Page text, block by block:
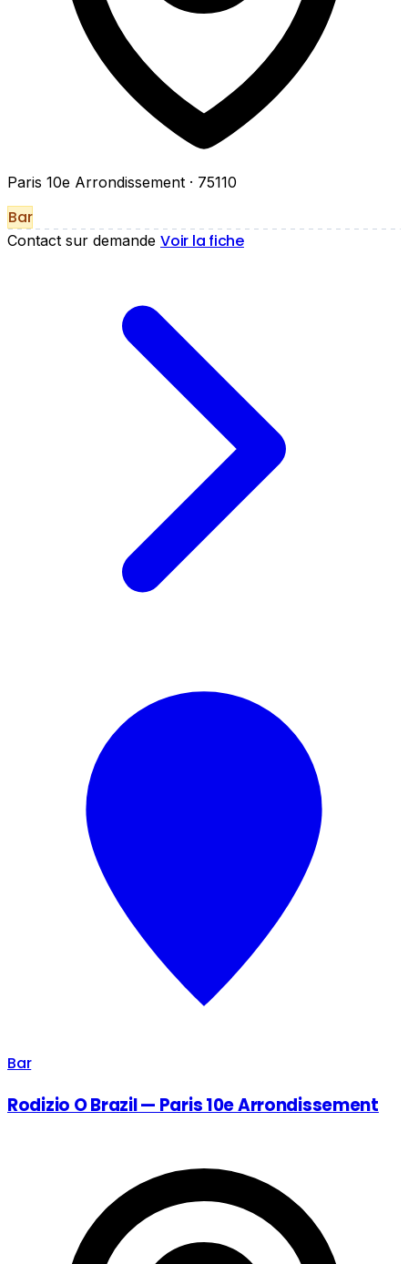
Paris 10e Arrondissement · 75110
Bar
Contact sur demande Voir la fiche
Bar
Rodizio O Brazil — Paris 10e Arrondissement